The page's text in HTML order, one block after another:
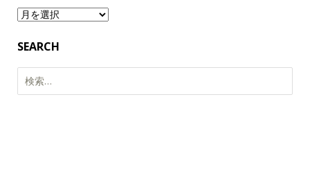
Archive
SEARCH
索: